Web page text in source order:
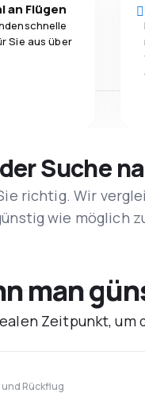
an Flügen
Sie aus über
Suche
richtig. Wir
wie möglich
man
Zeitpunkt,
Rückflug